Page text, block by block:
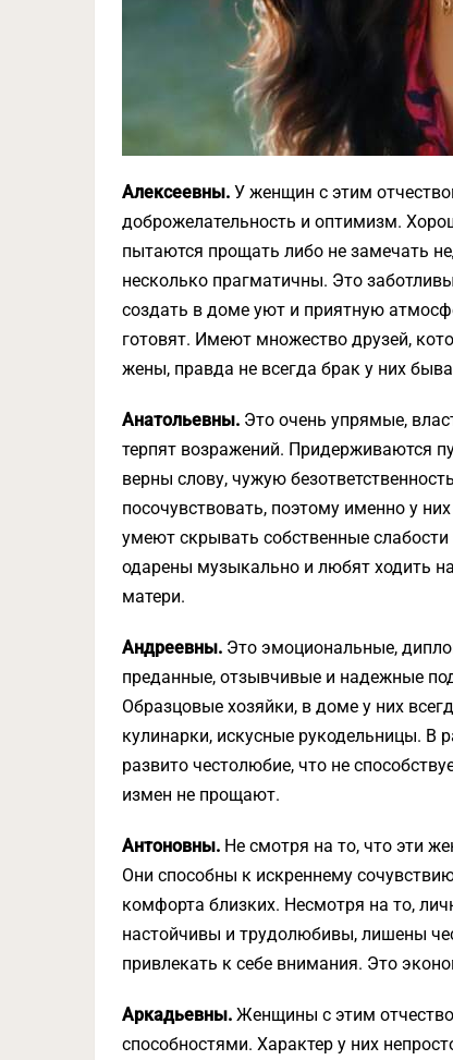
Алексеевны. У женщин с этим
доброжелательность и оптимизм.
пытаются прощать либо не замечать
несколько прагматичны. Это
создать в доме уют и приятную
готовят. Имеют множество друзей,
жены, правда не всегда брак у них
Анатольевны. Это очень упрямые,
терпят возражений. Придер­живаются
верны слову, чужую
посочувствовать, поэтому именно у
умеют скрывать собственные
одарены музыкаль­но и любят ходить
матери.
Андреевны. Это эмоциональные,
преданные, отзывчивые и надежные
Образ­цовые хозяйки, в доме у них
кулинарки, искусные рукодельницы. В
развито честолюбие, что не
измен не прощают.
Антоновны. Не смотря на то, что эти
Они способны к искреннему
комфорта близких. Несмотря на то,
настойчивы и трудолюбивы, лише­ны
привлекать к себе внимания. Это
Аркадьевны. Женщины с этим
способностями. Характер у них